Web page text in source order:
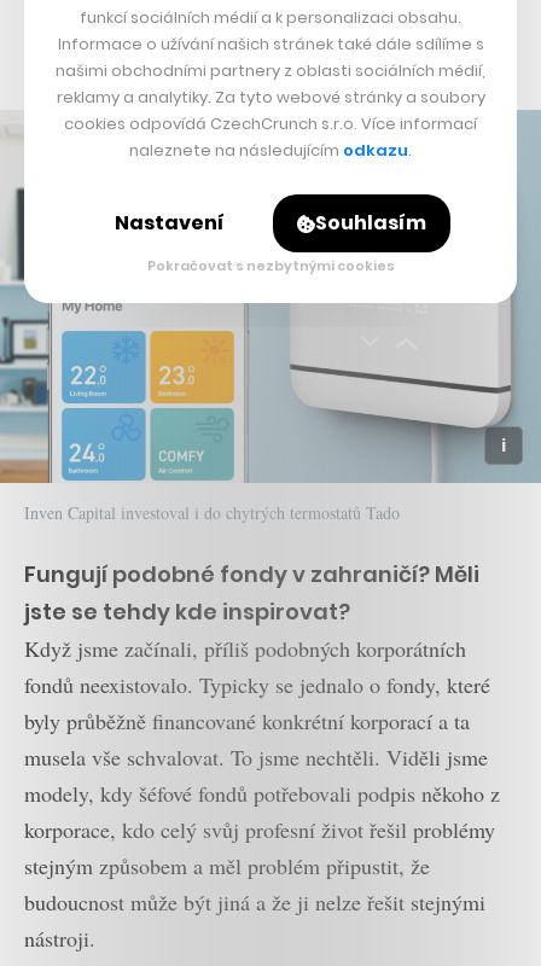
energetice opravdu rozumí, s rychlým rozhodováním v
oblasti venture kapitálu.
Inven Capital investoval i do chytrých termostatů Tado
Fungují podobné fondy v zahraničí? Měli
jste se tehdy kde inspirovat?
Když jsme začínali, příliš podobných korporátních
fondů neexistovalo. Typicky se jednalo o fondy, které
byly průběžně financované konkrétní korporací a ta
musela vše schvalovat. To jsme nechtěli. Viděli jsme
modely, kdy šéfové fondů potřebovali podpis někoho z
korporace, kdo celý svůj profesní život řešil problémy
stejným způsobem a měl problém připustit, že
budoucnost může být jiná a že ji nelze řešit stejnými
nástroji.
funkcí sociálních médií a k personalizaci obsahu.
Informace o užívání našich stránek také dále sdílíme s
našimi obchodními partnery z oblasti sociálních médií,
reklamy a analytiky. Za tyto webové stránky a soubory
cookies odpovídá CzechCrunch s.r.o. Více informací
naleznete na následujícím odkazu.
Nastavení Souhlasím
Pokračovat s nezbytnými cookies